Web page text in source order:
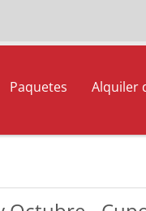
Paquetes Alquiler